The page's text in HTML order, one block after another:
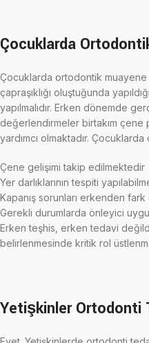
Çocuklarda
Çocuklarda ortodontik
çapraşıklığı oluştuğunda
yapılmalıdır. Erken dönemde
değerlendirmeler birtakım
yardımcı olmaktadır.
Çene gelişimi takip edilmektedir
Yer darlıklarının tespiti
Kapanış sorunları erkenden
Gerekli durumlarda önleyici
Erken teşhis, erken tedavi
belirlenmesinde kritik rol
Yetişkinler Ortodonti